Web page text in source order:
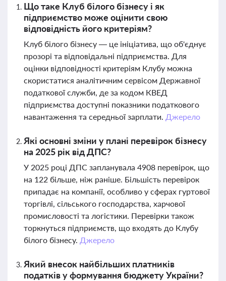
Що таке Клуб білого бізнесу і як
підприємство може оцінити свою
відповідність його критеріям?
Клуб білого бізнесу — це ініціатива, що об'єднує
прозорі та відповідальні підприємства. Для
оцінки відповідності критеріям Клубу можна
скористатися аналітичним сервісом Державної
податкової служби, де за кодом КВЕД
підприємства доступні показники податкового
навантаження та середньої зарплати. Джерело
Які основні зміни у плані перевірок бізнесу
на 2025 рік від ДПС?
У 2025 році ДПС запланувала 4908 перевірок, що
на 122 більше, ніж раніше. Більшість перевірок
припадає на компанії, особливо у сферах гуртової
торгівлі, сільського господарства, харчової
промисловості та логістики. Перевірки також
торкнуться підприємств, що входять до Клубу
білого бізнесу. Джерело
Який внесок найбільших платників
податків у формування бюджету України?